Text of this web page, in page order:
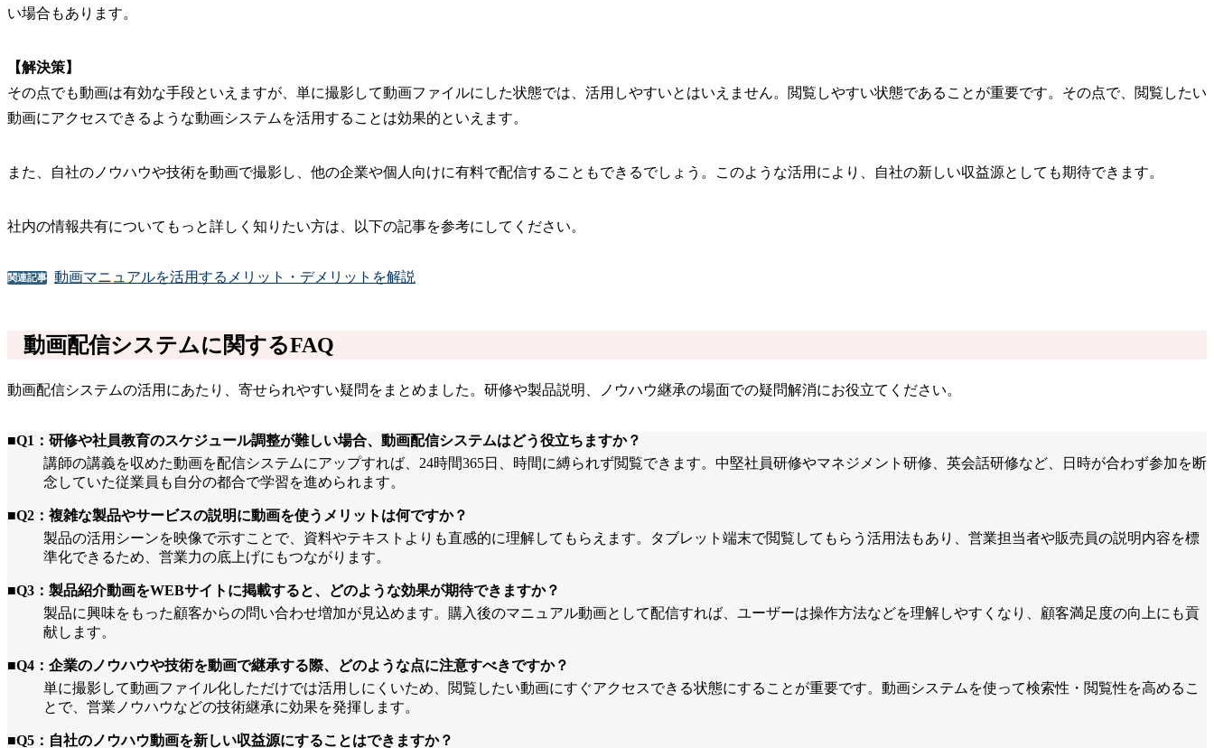
い場合もあります。
【解決策】
その点でも動画は有効な手段といえますが、単に撮影して動画ファイルにした状態では、活用しやすいとはいえません。閲覧しやすい状態であることが重要です。その点で、閲覧したい
動画にアクセスできるような動画システムを活用することは効果的といえます。
また、自社のノウハウや技術を動画で撮影し、他の企業や個人向けに有料で配信することもできるでしょう。このような活用により、自社の新しい収益源としても期待できます。
社内の情報共有についてもっと詳しく知りたい方は、以下の記事を参考にしてください。
関連記事 動画マニュアルを活用するメリット・デメリットを解説
動画配信システムに関するFAQ
動画配信システムの活用にあたり、寄せられやすい疑問をまとめました。研修や製品説明、ノウハウ継承の場面での疑問解消にお役立てください。
■Q1：研修や社員教育のスケジュール調整が難しい場合、動画配信システムはどう役立ちますか？
講師の講義を収めた動画を配信システムにアップすれば、24時間365日、時間に縛られず閲覧できます。中堅社員研修やマネジメント研修、英会話研修など、日時が合わず参加を断
念していた従業員も自分の都合で学習を進められます。
■Q2：複雑な製品やサービスの説明に動画を使うメリットは何ですか？
製品の活用シーンを映像で示すことで、資料やテキストよりも直感的に理解してもらえます。タブレット端末で閲覧してもらう活用法もあり、営業担当者や販売員の説明内容を標
準化できるため、営業力の底上げにもつながります。
■Q3：製品紹介動画をWEBサイトに掲載すると、どのような効果が期待できますか？
製品に興味をもった顧客からの問い合わせ増加が見込めます。購入後のマニュアル動画として配信すれば、ユーザーは操作方法などを理解しやすくなり、顧客満足度の向上にも貢
献します。
■Q4：企業のノウハウや技術を動画で継承する際、どのような点に注意すべきですか？
単に撮影して動画ファイル化しただけでは活用しにくいため、閲覧したい動画にすぐアクセスできる状態にすることが重要です。動画システムを使って検索性・閲覧性を高めるこ
とで、営業ノウハウなどの技術継承に効果を発揮します。
■Q5：自社のノウハウ動画を新しい収益源にすることはできますか？